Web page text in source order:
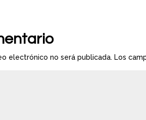
electrónico no será publicada. Los